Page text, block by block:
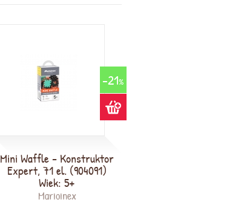
-21%
Mini Waffle - Konstruktor
Expert, 71 el. (904091)
Wiek: 5+
Marioinex